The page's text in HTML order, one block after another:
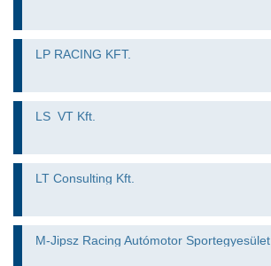
LP RACING KFT.
LS_VT Kft.
LT Consulting Kft.
M-Jipsz Racing Autómotor Sportegyesület